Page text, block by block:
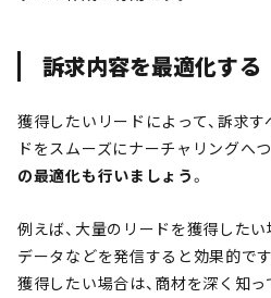
訴求内容を最適化する
獲得したいリードによって、訴求
ドをスムーズにナーチャリングへ
の最適化も行いましょう。
例えば、大量のリードを獲得した
データなどを発信すると効果的で
獲得したい場合は、商材を深く知